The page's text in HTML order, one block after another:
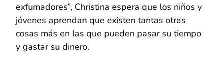
exfumadores”, Christina espera que los niños y
jóvenes aprendan que existen tantas otras
cosas más en las que pueden pasar su tiempo
y gastar su dinero.